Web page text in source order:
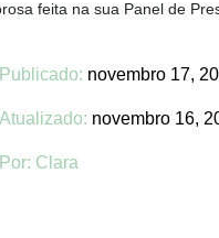
feita na sua Panel de
Publicado: novembro 17,
Atualizado: novembro 16,
Por: Clara